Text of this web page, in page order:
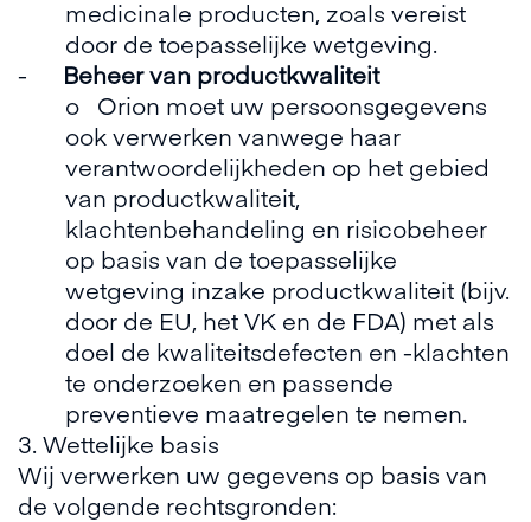
medicinale producten, zoals vereist
door de toepasselijke wetgeving.
- Beheer van productkwaliteit
o Orion moet uw persoonsgegevens
ook verwerken vanwege haar
verantwoordelijkheden op het gebied
van productkwaliteit,
klachtenbehandeling en risicobeheer
op basis van de toepasselijke
wetgeving inzake productkwaliteit (bijv.
door de EU, het VK en de FDA) met als
doel de kwaliteitsdefecten en -klachten
te onderzoeken en passende
preventieve maatregelen te nemen.
3. Wettelijke basis
Wij verwerken uw gegevens op basis van
de volgende rechtsgronden: